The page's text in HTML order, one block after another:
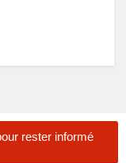
rester informé